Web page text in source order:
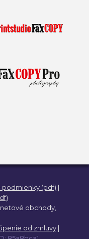
(pdf) |
obchody,
od zmluvy |